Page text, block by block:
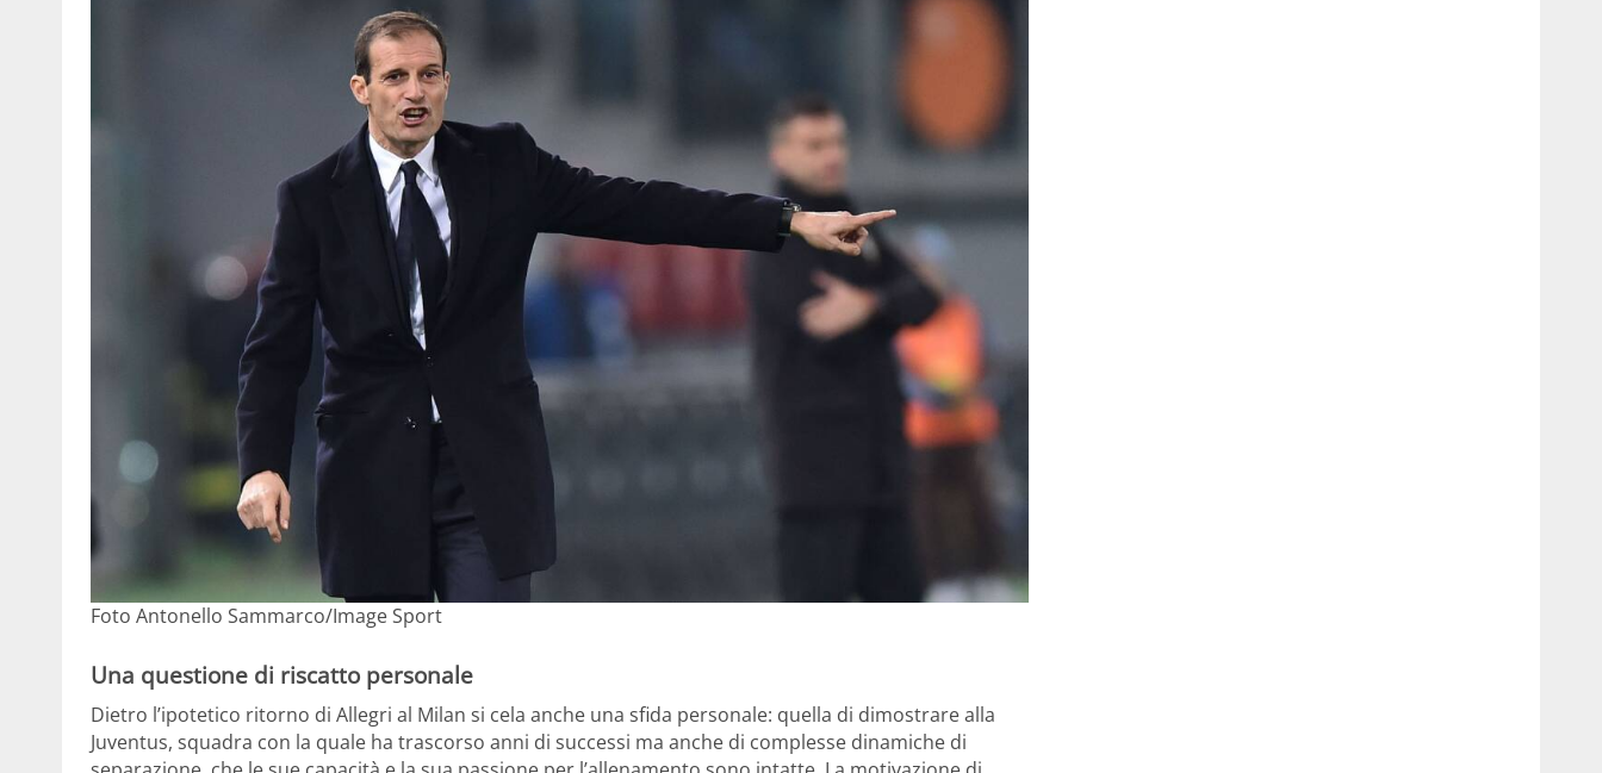
Foto Antonello Sammarco/Image Sport
Una questione di riscatto personale
Dietro l’ipotetico ritorno di Allegri al Milan si cela anche una sfida personale: quella di dimostrare alla
Juventus, squadra con la quale ha trascorso anni di successi ma anche di complesse dinamiche di